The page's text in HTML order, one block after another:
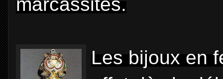
Les bijoux en